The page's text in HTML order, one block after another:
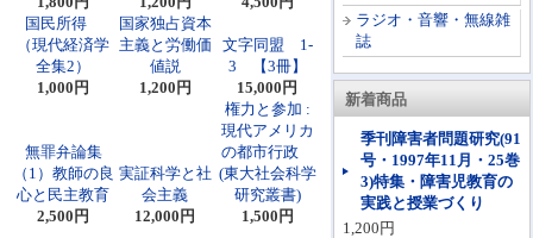
ラジオ・音響・無線雑
誌
新着商品
季刊障害者問題研究(91
号・1997年11月・25巻
3)特集・障害児教育の
実践と授業づくり
1,200円
国民所得
（現代経済学
全集2）
1,000円
国家独占資本
主義と労働価
値説
1,200円
文字同盟 1-
3 【3冊】
15,000円
無罪弁論集
（1）教師の良
心と民主教育
2,500円
実証科学と社
会主義
12,000円
権力と参加 :
現代アメリカ
の都市行政
(東大社会科学
研究叢書)
1,500円